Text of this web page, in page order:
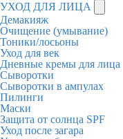
УХОД ДЛЯ ЛИЦА
Демакияж
Очищение (умывание)
Тоники/лосьоны
Уход для век
Дневные кремы для лица
Сыворотки
Сыворотки в ампулах
Пилинги
Маски
Защита от солнца SPF
Уход после загара